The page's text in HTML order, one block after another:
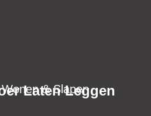
& Slapen
Laten Leggen